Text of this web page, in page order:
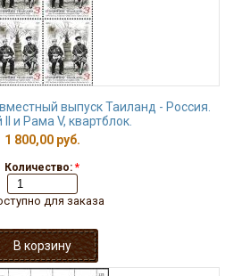
выпуск Таиланд - Россия.
II и Рама V, квартблок.
1 800,00 руб.
Количество: *
для заказа